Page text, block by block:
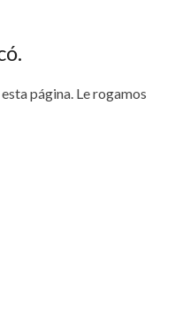
página. Le rogamos